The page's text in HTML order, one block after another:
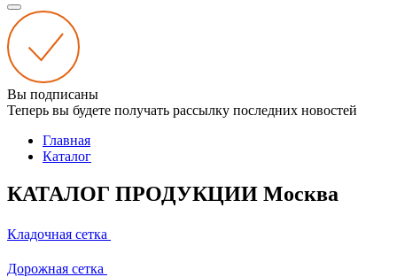
Вы подписаны
Теперь вы будете получать рассылку последних новостей
Главная
Каталог
КАТАЛОГ ПРОДУКЦИИ Москва
Кладочная сетка
Дорожная сетка